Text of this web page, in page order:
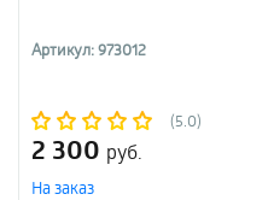
Артикул: 973012
(5.0)
2 300 руб.
На заказ